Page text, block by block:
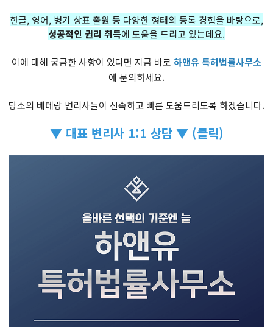
한글, 영어, 병기 상표 출원 등 다양한 형태의 등록 경험을 바탕으로,
성공적인 권리 취득에 도움을 드리고 있는데요.
이에 대해 궁금한 사항이 있다면 지금 바로 하앤유 특허법률사무소
에 문의하세요.
당소의 베테랑 변리사들이 신속하고 빠른 도움드리도록 하겠습니다.
▼ 대표 변리사 1:1 상담 ▼ (클릭)